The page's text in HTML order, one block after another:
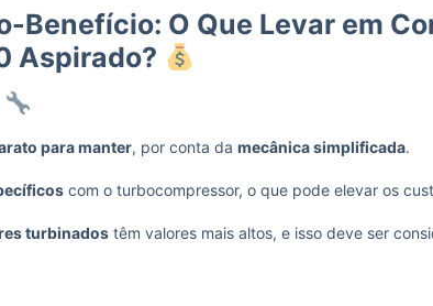
Benefício: O Que Levar em
Aspirado?
para manter, por conta da mecânica simplificada.
com o turbocompressor, o que pode elevar os
turbinados têm valores mais altos, e isso deve ser